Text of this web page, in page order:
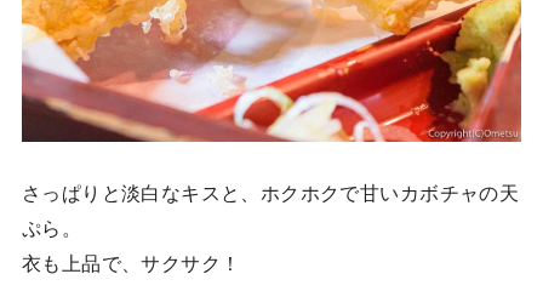
さっぱりと淡白なキスと、ホクホクで甘いカボチャの天
ぷら。
衣も上品で、サクサク！